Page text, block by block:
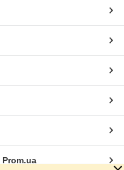
Prom.ua